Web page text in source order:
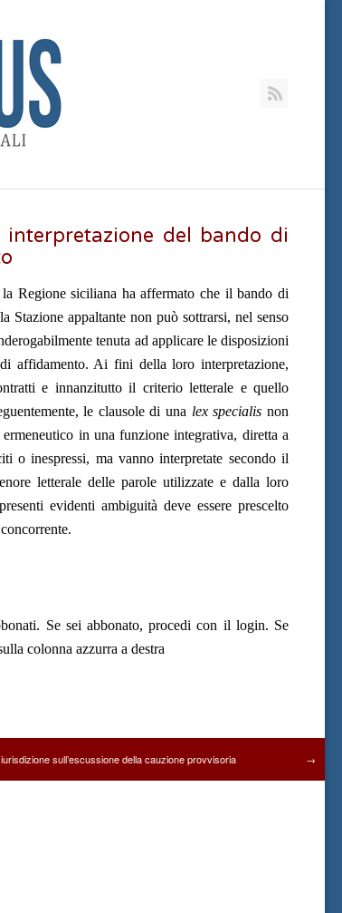
del bando di
Regione siciliana ha affermato che il bando di
Stazione appaltante non può sottrarsi, nel senso
tenuta ad applicare le disposizioni
affidamento. Ai fini della loro interpretazione,
e innanzitutto il criterio letterale e quello
le clausole di una lex specialis non
ermeneutico in una funzione integrativa, diretta a
o inespressi, ma vanno interpretate secondo il
letterale delle parole utilizzate e dalla loro
evidenti ambiguità deve essere prescelto
Se sei abbonato, procedi con il login. Se
colonna azzurra a destra
sull’escussione della cauzione provvisoria →